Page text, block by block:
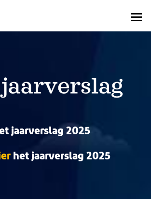
jaarverslag 2025
het jaarverslag 2025